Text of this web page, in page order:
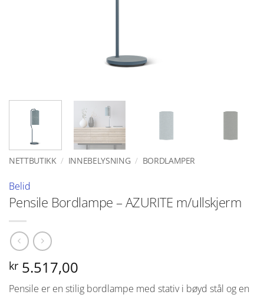
NETTBUTIKK / INNEBELYSNING / BORDLAMPER
Belid
Pensile Bordlampe – AZURITE m/ullskjerm
kr 5.517,00
Pensile er en stilig bordlampe med stativ i bøyd stål og en